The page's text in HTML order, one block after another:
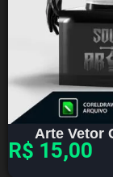
Arte Vetor
R$ 15,00